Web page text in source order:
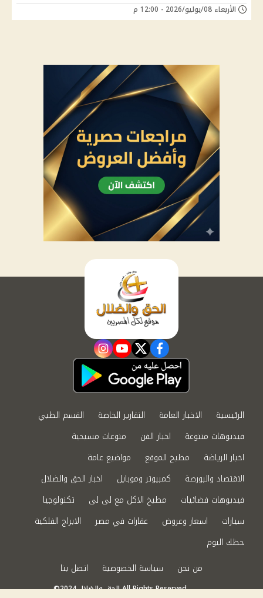
الأربعاء 08/يوليو/2026 - 12:00 م
facebook
twitter
youtube
instagram
الرئيسية الاخبار العامة التقارير الخاصة
القسم الطبي
فيديوهات متنوعة
اخبار الفن
منوعات مسيحية
اخبار الرياضة
مطبخ الموقع
مواضيع عامة
الاقتصاد والبورصة
كمبيوتر وموبايل
اخبار الحق والضلال
فيديوهات فضائيات
مطبخ الاكل مع لى لى
تكنولوجيا
سيارات
اسعار وعروض عقارات في مصر
الابراج الفلكية
حظك اليوم
من نحن
سياسة الخصوصية اتصل بنا
©2024 الحق والضلال All Rights Reserved.